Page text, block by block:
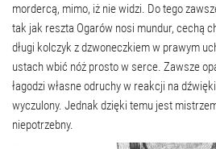
mordercą, mimo, iż nie widzi. Do tego
tak jak reszta Ogarów nosi mundur, cechą
długi kolczyk z dzwoneczkiem w prawym
ustach wbić nóż prosto w serce. Zawsze
łagodzi własne odruchy w reakcji na
wyczulony. Jednak dzięki temu jest
niepotrzebny.